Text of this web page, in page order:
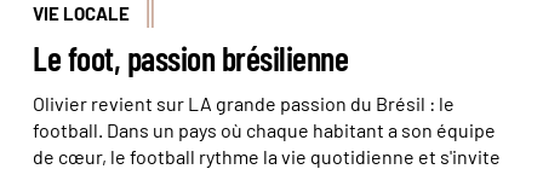
VIE LOCALE
Le foot, passion brésilienne
Olivier revient sur LA grande passion du Brésil : le
football. Dans un pays où chaque habitant a son équipe
de cœur, le football rythme la vie quotidienne et s'invite